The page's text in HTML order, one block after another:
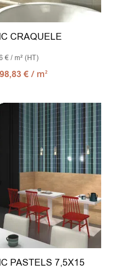
CRAQUELE
€ / m² (HT)
98,83€ / m2
PASTELS 7,5X15